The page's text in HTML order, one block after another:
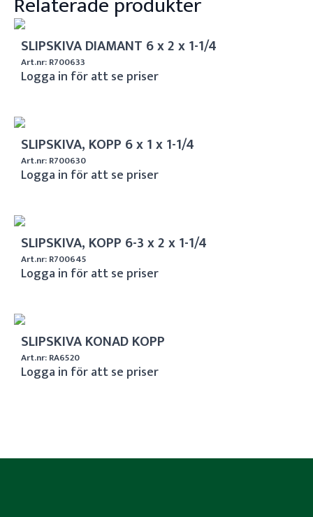
SLIPSKIVA DIAMANT 6 x 2 x 1-1/4
Art.nr: R700633
Logga in för att se priser
SLIPSKIVA, KOPP 6 x 1 x 1-1/4
Art.nr: R700630
Logga in för att se priser
SLIPSKIVA, KOPP 6-3 x 2 x 1-1/4
Art.nr: R700645
Logga in för att se priser
SLIPSKIVA KONAD KOPP
Art.nr: RA6520
Logga in för att se priser